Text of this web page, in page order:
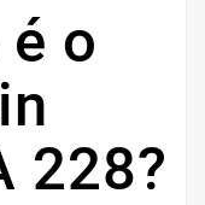
o
228?